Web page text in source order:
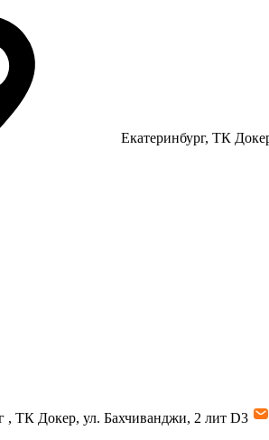
Екатеринбург, ТК
, ТК Докер, ул. Бахчиванджи, 2 лит D3